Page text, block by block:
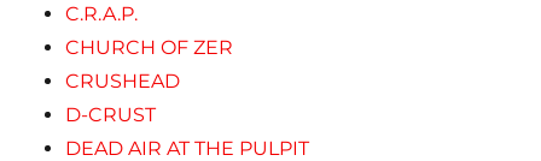
C.R.A.P.
CHURCH OF ZER
CRUSHEAD
D-CRUST
DEAD AIR AT THE PULPIT